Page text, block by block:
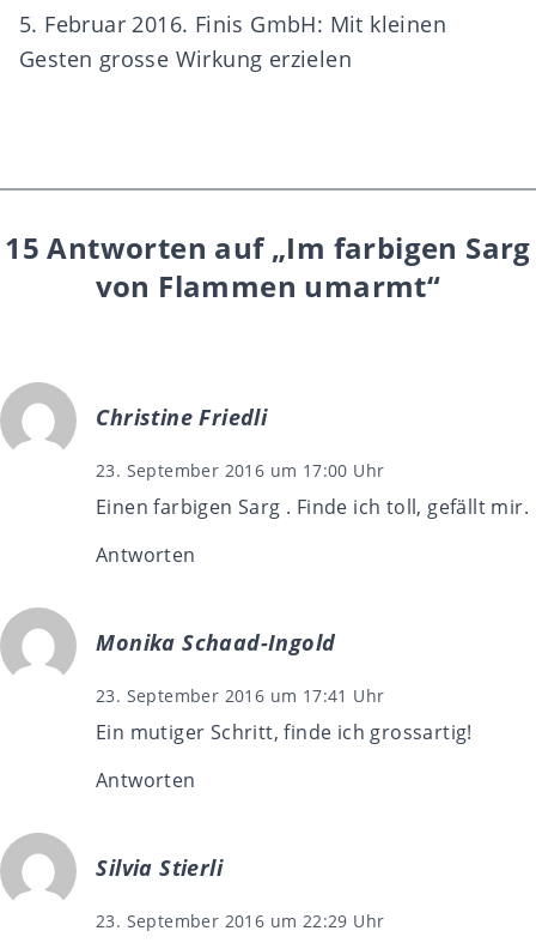
5. Februar 2016. Finis GmbH: Mit kleinen
Gesten grosse Wirkung erzielen
15 Antworten auf „Im farbigen Sarg
von Flammen umarmt“
Christine Friedli
23. September 2016 um 17:00 Uhr
Einen farbigen Sarg . Finde ich toll, gefällt mir.
Antworten
Monika Schaad-Ingold
23. September 2016 um 17:41 Uhr
Ein mutiger Schritt, finde ich grossartig!
Antworten
Silvia Stierli
23. September 2016 um 22:29 Uhr